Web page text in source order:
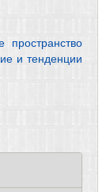
пространство
и тенденции